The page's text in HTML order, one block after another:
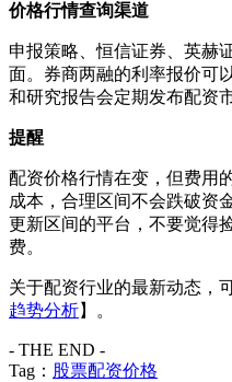
价格行情查询渠道
申报策略、恒信证券、英赫
面。券商两融的利率报价可
和研究报告会定期发布配资
提醒
配资价格行情在变，但费
成本，合理区间不会跌破资
更新区间的平台，不要觉得
费。
关于配资行业的最新动态，
趋势分析】。
- THE END -
Tag： 股票配资价格